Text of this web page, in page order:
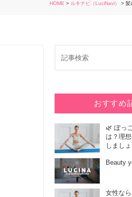
HOME > ルキナビ（LuciNavi） > 髪
おすすめ
🌿 ぽっ
は？理
しましょ
Beauty
女性な